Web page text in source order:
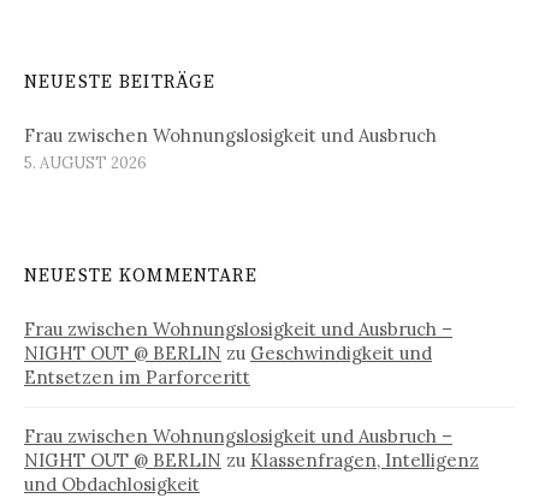
NEUESTE BEITRÄGE
Frau zwischen Wohnungslosigkeit und Ausbruch
5. AUGUST 2026
NEUESTE KOMMENTARE
Frau zwischen Wohnungslosigkeit und Ausbruch –
NIGHT OUT @ BERLIN zu Geschwindigkeit und
Entsetzen im Parforceritt
Frau zwischen Wohnungslosigkeit und Ausbruch –
NIGHT OUT @ BERLIN zu Klassenfragen, Intelligenz
und Obdachlosigkeit